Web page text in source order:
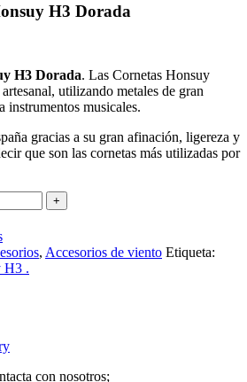
H3 Dorada
H3 Dorada. Las Cornetas Honsuy
utilizando metales de gran
instrumentos musicales.
gracias a su gran afinación, ligereza y
que son las cornetas más utilizadas por
, Accesorios de viento Etiqueta:
H3 .
con nosotros;